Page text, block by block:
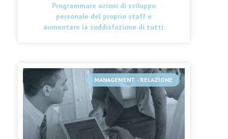
Programmare azioni di sviluppo
personale del proprio staff e
aumentare la soddisfazione di tutti.
MANAGEMENT - RELAZIONE